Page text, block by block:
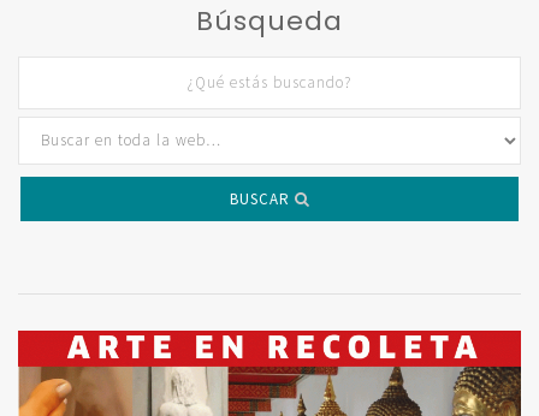
Búsqueda
BUSCAR